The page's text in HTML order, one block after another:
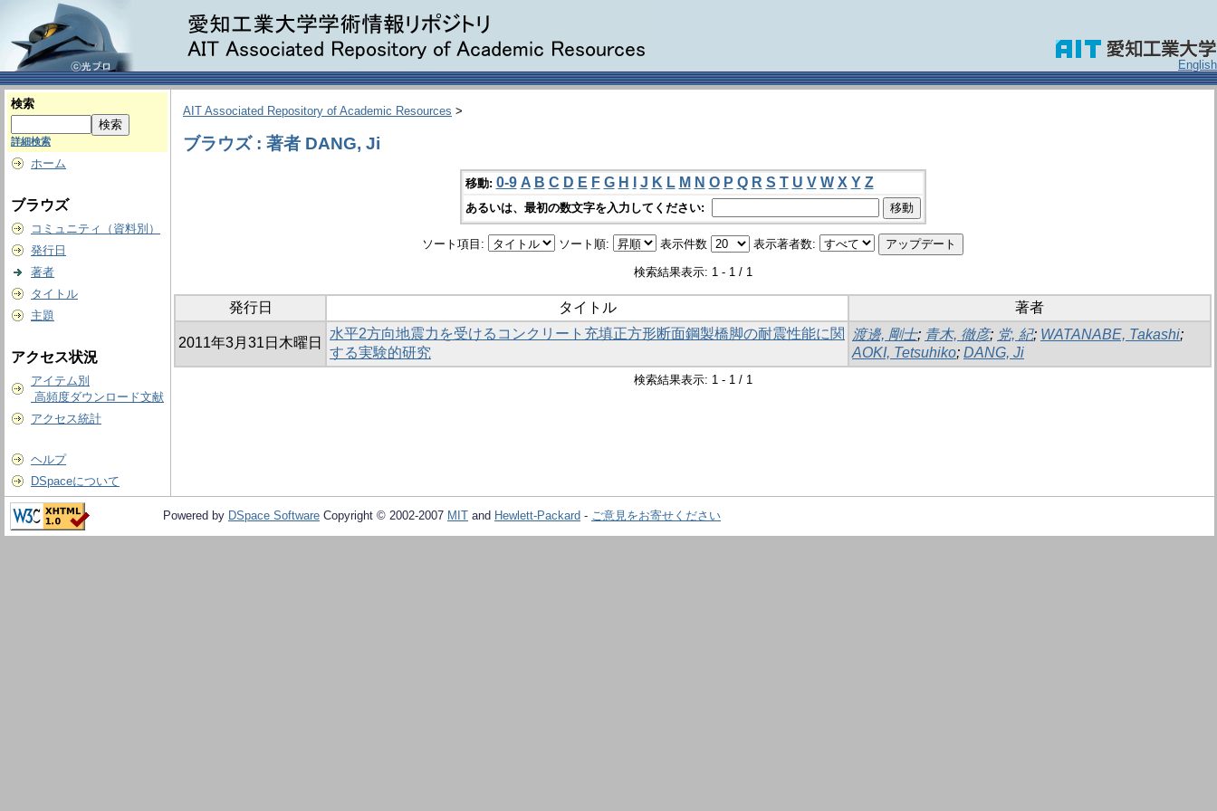
English
検索
詳細検索
ホーム
ブラウズ
コミュニティ（資料別）
発行日
著者
タイトル
主題
アクセス状況
アイテム別
高頻度ダウンロード文献
アクセス統計
ヘルプ
DSpaceについて
AIT Associated Repository of Academic Resources >
ブラウズ : 著者 DANG, Ji
移動: 0-9 A B C D E F G H J K L M N O P Q R S T U V W X Y Z
あるいは、最初の数文字を入力してください:
ソート項目: ソート順: 表示件数 表示著者数:
検索結果表示: 1 - 1 / 1
発行日 タイトル 著者
2011年3月31日木曜日
水平2方向地震力を受けるコンクリート充填正方形断面鋼製橋脚の耐震性能に関
する実験的研究
渡邊, 剛士; 青木, 徹彦; 党, 紀; WATANABE, Takashi;
AOKI, Tetsuhiko; DANG, Ji
検索結果表示: 1 - 1 / 1
Powered by DSpace Software Copyright © 2002-2007 MIT and Hewlett-Packard - ご意見をお寄せください